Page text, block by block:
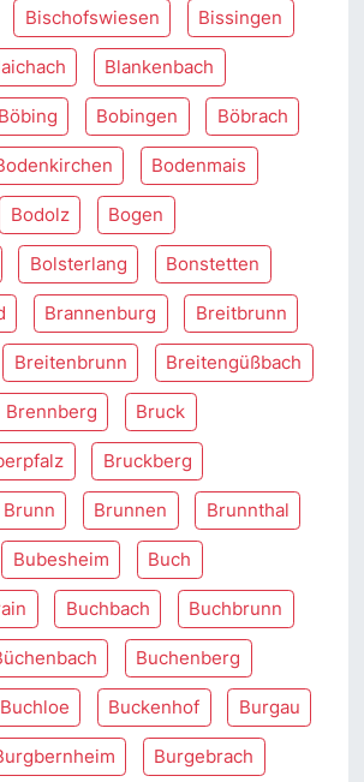
Bischofswiesen Bissingen
Blankenbach
Böbing Bobingen Böbrach
Bodenmais
Bodolz Bogen
Bolsterlang Bonstetten
Brannenburg Breitbrunn
Breitenbrunn Breitengüßbach
Brennberg Bruck
Bruckberg
Brunn Brunnen Brunnthal
Bubesheim Buch
Buchbach Buchbrunn
Buchenberg
Buchloe Buckenhof Burgau
Burgebrach